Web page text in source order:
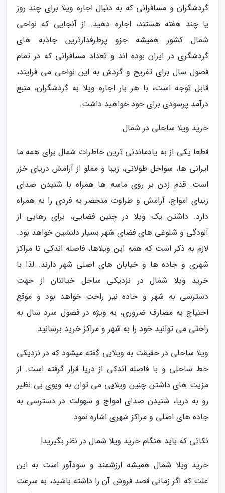
گردشگران و مسافرانی که به دنبال اجاره ویلا برای چند روز
یا چند هفته هستند، اجاره دهید. از آنجایی که نواحی
شمال کشور همیشه جزو پرطرفدارترین جاذبه های
گردشگری در ایران بوده اند و تعداد مسافرانی که در تمام
فصول سال برای تفریح و گردش به این نواحی می فرایند،
قابل توجه است، با هر بار اجاره ویلا به گردشگران، منبع
درآمد پرسودی برای خود خواهید داشت.
خرید ویلا ساحلی در شمال
قطعا یکی از به یادماندنی ترین خاطرات شمال برای همه ما
ایرانی ها، سواحل طولانی، زیبا و مملو از آرامش دریای خزر
است. قدم زدن بر روی ماسه ها همراه با شنیدن صدای
زیبای امواج، آرامش و طراوت منحصر به فردی را به همراه
دارد. داشتن یک ویلا در چنین فضایی، برای رهایی از
آلودگی و شلوغی های فضای شهر بسیار دلنشین خواهد بود.
لازم به ذکر است که همه این ویلاها، فاصله اندکی تا مراکز
شهری و جاده ها و خیابان های اصلی شهر دارند. لذا با
خرید ویلا شمال در نزدیکی ساحل خیالتان از جهت
دسترسی به شهر و جاده نیز راحت خواهد بود و موقع
احتیاج به مصارف ضروری، به ویژه در فصول سرد سال به
راحتی می توانید خود را به شهر و مراکز خرید برسانید.
ویلا ساحلی در حقیقت به ویلایی گفته میشود که در نزدیکی
خط ساحلی و با فاصله اندکی از دریا قرار گرفته است. از
مزیت های داشتن چنین ویلایی می توان به ویوی بی نظیر
رو به دریا، شنیدن صدای امواج و سهولت در دسترسی به
جاده های اصلی و مراکز شهری اشاره نمود.
نکاتی که باید هنگام خرید ویلا شمال در نظر بگیرید!
خرید ویلا شمال همیشه ارزشمند و سودآور است به این
علت که اگر زمانی قصد فروش آن را داشته باشید، به سرعت